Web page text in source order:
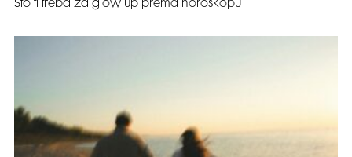
Što ti treba za glow up prema horoskopu